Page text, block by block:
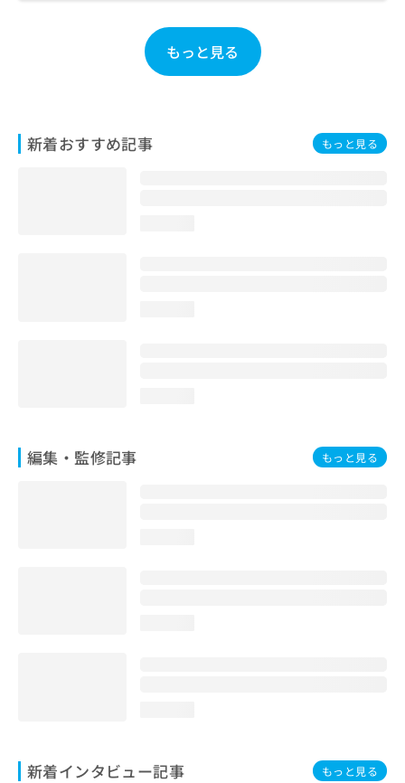
もっと見る
新着おすすめ記事 もっと見る
編集・監修記事 もっと見る
新着インタビュー記事 もっと見る
こ
ち